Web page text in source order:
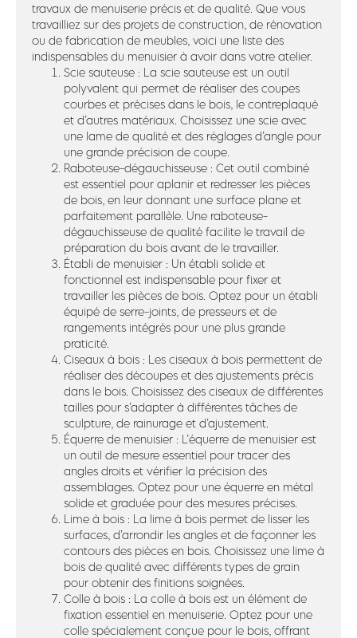
travaux de menuiserie précis et de qualité. Que vous
travailliez sur des projets de construction, de rénovation
ou de fabrication de meubles, voici une liste des
indispensables du menuisier à avoir dans votre atelier.
Scie sauteuse : La scie sauteuse est un outil
polyvalent qui permet de réaliser des coupes
courbes et précises dans le bois, le contreplaqué
et d’autres matériaux. Choisissez une scie avec
une lame de qualité et des réglages d’angle pour
une grande précision de coupe.
Raboteuse-dégauchisseuse : Cet outil combiné
est essentiel pour aplanir et redresser les pièces
de bois, en leur donnant une surface plane et
parfaitement parallèle. Une raboteuse-
dégauchisseuse de qualité facilite le travail de
préparation du bois avant de le travailler.
Établi de menuisier : Un établi solide et
fonctionnel est indispensable pour fixer et
travailler les pièces de bois. Optez pour un établi
équipé de serre-joints, de presseurs et de
rangements intégrés pour une plus grande
praticité.
Ciseaux à bois : Les ciseaux à bois permettent de
réaliser des découpes et des ajustements précis
dans le bois. Choisissez des ciseaux de différentes
tailles pour s’adapter à différentes tâches de
sculpture, de rainurage et d’ajustement.
Équerre de menuisier : L’équerre de menuisier est
un outil de mesure essentiel pour tracer des
angles droits et vérifier la précision des
assemblages. Optez pour une équerre en métal
solide et graduée pour des mesures précises.
Lime à bois : La lime à bois permet de lisser les
surfaces, d’arrondir les angles et de façonner les
contours des pièces en bois. Choisissez une lime à
bois de qualité avec différents types de grain
pour obtenir des finitions soignées.
Colle à bois : La colle à bois est un élément de
fixation essentiel en menuiserie. Optez pour une
colle spécialement conçue pour le bois, offrant